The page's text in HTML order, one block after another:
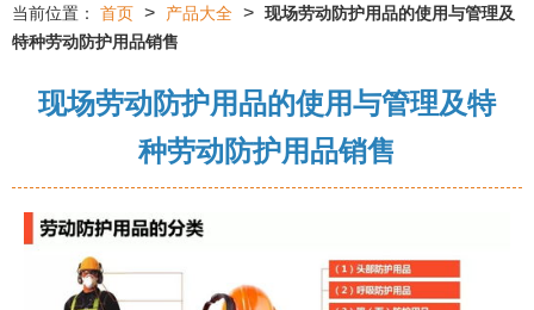
当前位置： 首页 > 产品大全 > 现场劳动防护用品的使用与管理及
特种劳动防护用品销售
现场劳动防护用品的使用与管理及特
种劳动防护用品销售